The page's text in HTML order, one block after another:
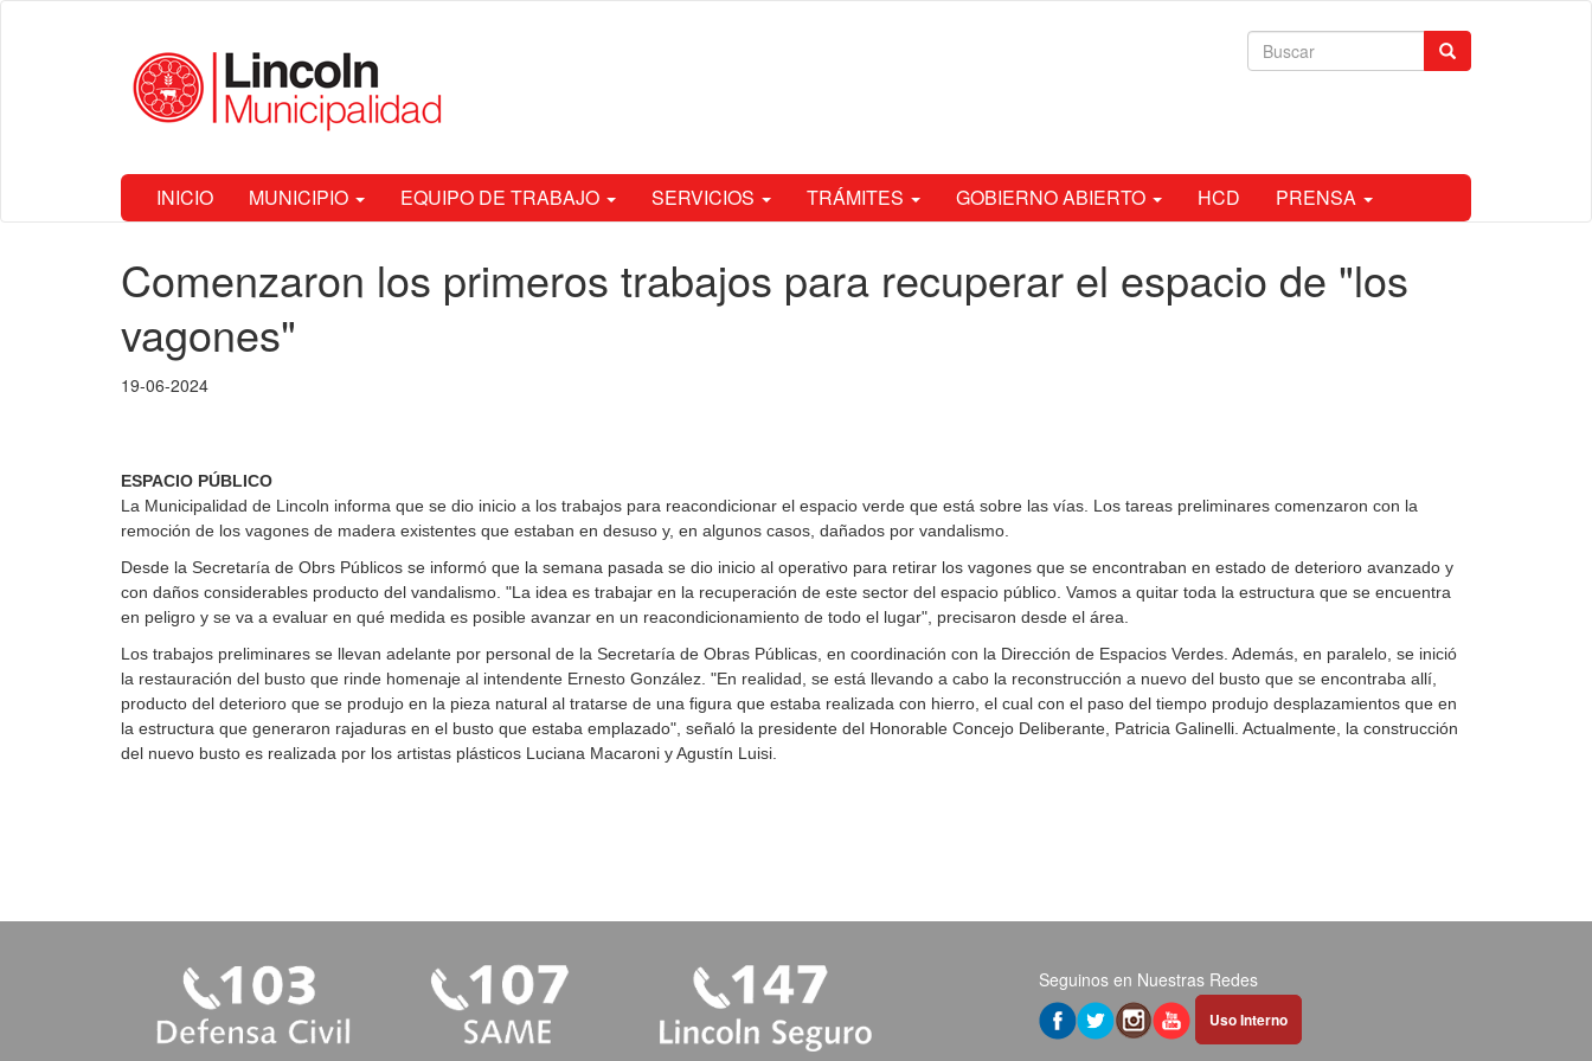
de Lincoln
Formulario
INICIO MUNICIPIO EQUIPO DE TRABAJO SERVICIOS TRÁMITES GOBIERNO ABIERTO HCD PRENSA
Contenido
principal
Comenzaron los primeros trabajos para recuperar el espacio de "los
vagones"
19-06-2024
ESPACIO PÚBLICO
La Municipalidad de Lincoln informa que se dio inicio a los trabajos para reacondicionar el espacio verde que está sobre las vías. Los tareas preliminares comenzaron con la
remoción de los vagones de madera existentes que estaban en desuso y, en algunos casos, dañados por vandalismo.
Desde la Secretaría de Obrs Públicos se informó que la semana pasada se dio inicio al operativo para retirar los vagones que se encontraban en estado de deterioro avanzado y
con daños considerables producto del vandalismo. "La idea es trabajar en la recuperación de este sector del espacio público. Vamos a quitar toda la estructura que se encuentra
en peligro y se va a evaluar en qué medida es posible avanzar en un reacondicionamiento de todo el lugar", precisaron desde el área.
Los trabajos preliminares se llevan adelante por personal de la Secretaría de Obras Públicas, en coordinación con la Dirección de Espacios Verdes. Además, en paralelo, se inició
la restauración del busto que rinde homenaje al intendente Ernesto González. "En realidad, se está llevando a cabo la reconstrucción a nuevo del busto que se encontraba allí,
producto del deterioro que se produjo en la pieza natural al tratarse de una figura que estaba realizada con hierro, el cual con el paso del tiempo produjo desplazamientos que en
la estructura que generaron rajaduras en el busto que estaba emplazado", señaló la presidente del Honorable Concejo Deliberante, Patricia Galinelli. Actualmente, la construcción
del nuevo busto es realizada por los artistas plásticos Luciana Macaroni y Agustín Luisi.
Seguinos en Nuestras Redes
Abrir
hipervínculo
en
Uso Interno